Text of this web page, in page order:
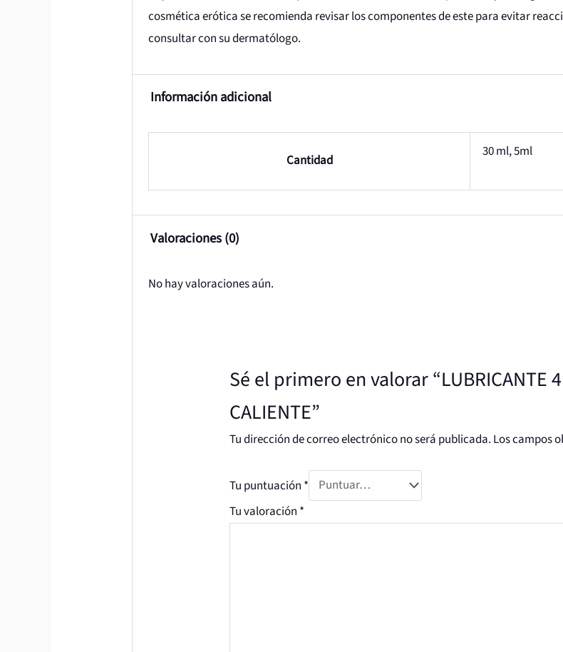
cosmética erótica se recomienda revisar los componentes de este para evitar
consultar con su dermatólogo.
Información adicional
Cantidad
30 ml, 5ml
Valoraciones (0)
No hay valoraciones aún.
Sé el primero en valorar “LUBRICANTE
CALIENTE”
Tu dirección de correo electrónico no será publicada. Los campos
Tu puntuación *
Tu valoración *